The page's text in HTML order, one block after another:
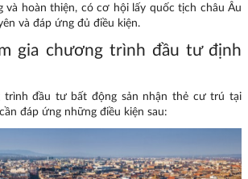
và hoàn thiện, có cơ hội lấy quốc tịch châu Âu
và đáp ứng đủ điều kiện.
gia chương trình đầu tư định
trình đầu tư bất động sản nhận thẻ cư trú tại
đáp ứng những điều kiện sau: